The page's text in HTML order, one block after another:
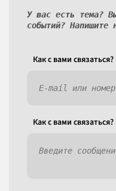
У вас есть тема?
событий? Напишите
Как c вами связаться?
Как c вами связаться?